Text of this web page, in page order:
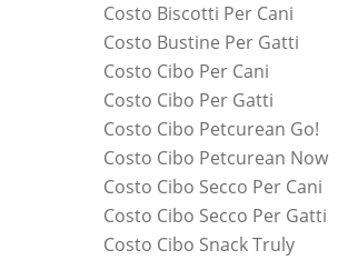
Costo Biscotti Per Cani
Costo Bustine Per Gatti
Costo Cibo Per Cani
Costo Cibo Per Gatti
Costo Cibo Petcurean Go!
Costo Cibo Petcurean Now
Costo Cibo Secco Per Cani
Costo Cibo Secco Per Gatti
Costo Cibo Snack Truly